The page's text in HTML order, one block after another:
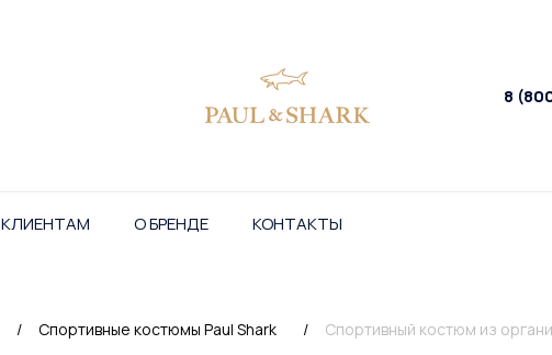
8
КЛИЕНТАМ О БРЕНДЕ КОНТАКТЫ
/ Спортивные костюмы Paul Shark / Спортивный костюм из